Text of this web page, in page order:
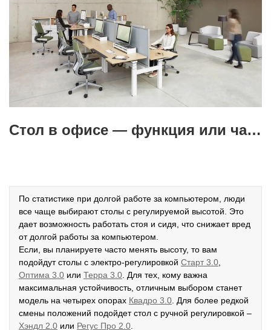
Стол в офисе — функция или часть имиджа и дизайна?
По статистике при долгой работе за компьютером, люди
все чаще выбирают столы с регулируемой высотой. Это
дает возможность работать стоя и сидя, что снижает вред
от долгой работы за компьютером.
Если, вы планируете часто менять высоту, то вам
подойдут столы с электро-регулировкой Старт 3.0
Оптима 3.0 или Терра 3.0 . Для тех, кому важна
максимальная устойчивость, отличным выбором станет
модель на четырех опорах Квадро 3.0 . Для более редкой
смены положений подойдет стол с ручной регулировкой –
Хэндл 2.0 или Регус Про 2.0